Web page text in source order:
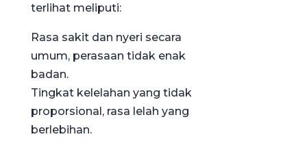
terlihat meliputi:
Rasa sakit dan nyeri secara
umum, perasaan tidak enak
badan.
Tingkat kelelahan yang tidak
proporsional, rasa lelah yang
berlebihan.